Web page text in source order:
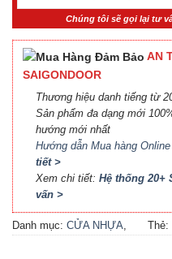
Chúng tôi sẽ gọi lại tư
AN
SAIGONDOOR
Thương hiệu danh tiếng từ
Sản phẩm đa dạng mới
hướng mới nhất
Hướng dẫn Mua hàng
tiết >
Xem chi tiết: Hệ thống 20+
vấn >
Danh mục: CỬA NHỰA,
Thẻ: